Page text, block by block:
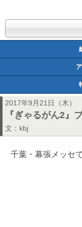
2017年9月21日（木）
『ぎゃるがん2』
文： kbj
千葉・幕張メッセ